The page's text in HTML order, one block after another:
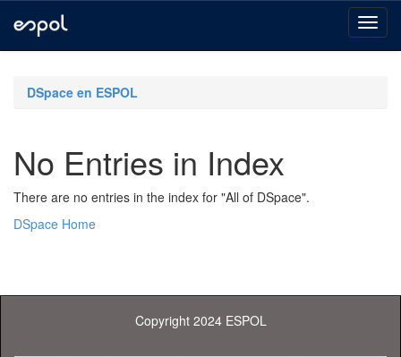
navigationDSpace en ESPOL
No Entries in Index
There are no entries in the index for "All of DSpace".
DSpace Home
Copyright 2024 ESPOL